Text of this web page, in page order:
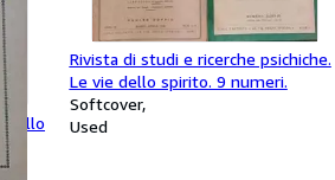
dello
Rivista di studi e ricerche psichiche.
Le vie dello spirito. 9 numeri.
Softcover
Used